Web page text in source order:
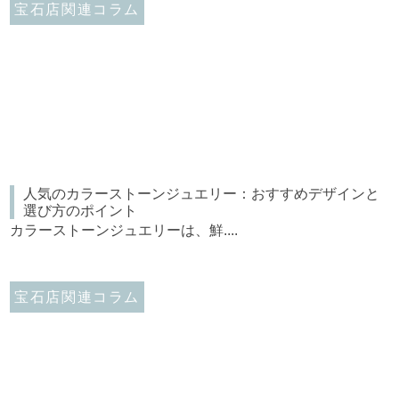
宝石店関連コラム
人気のカラーストーンジュエリー：おすすめデザインと
選び方のポイント
カラーストーンジュエリーは、鮮....
宝石店関連コラム